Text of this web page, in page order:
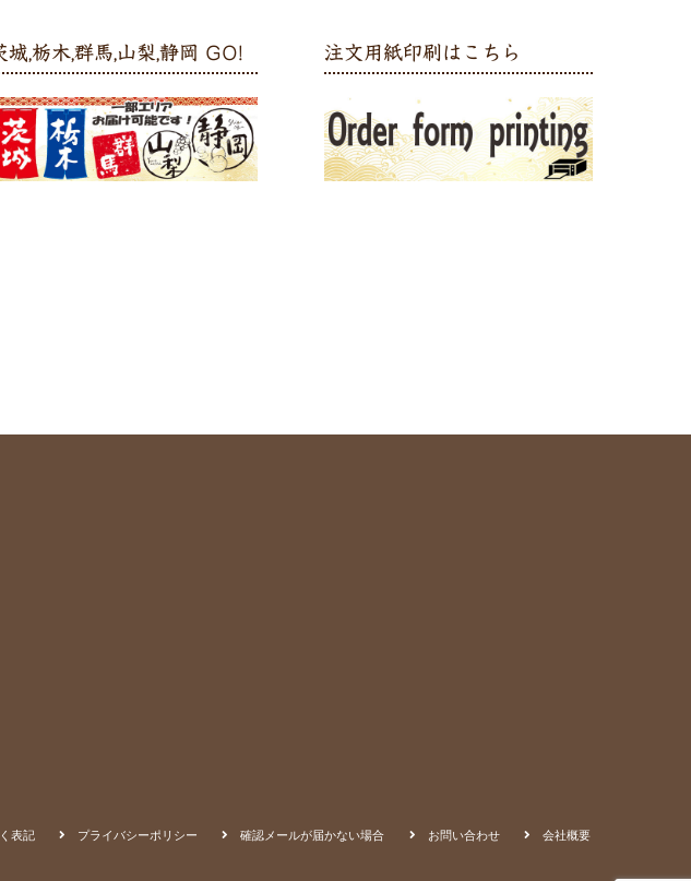
城,栃木,群馬,山梨,静岡 GO! 注文用紙印刷はこちら
表記 プライバシーポリシー 確認メールが届かない場合 お問い合わせ 会社概要